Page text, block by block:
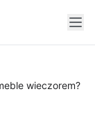
wieczorem?